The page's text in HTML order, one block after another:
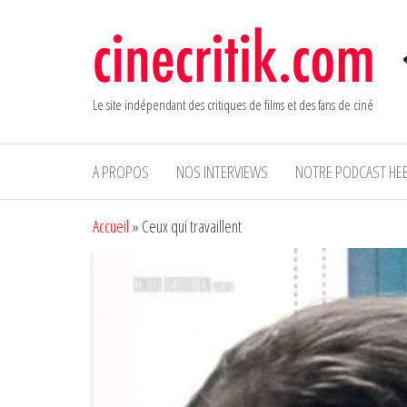
Le site indépendant des critiques de films et des fans de ciné
A PROPOS NOS INTERVIEWS NOTRE PODCAST
Accueil » Ceux qui travaillent